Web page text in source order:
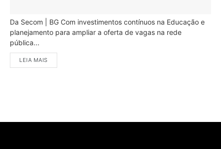
Da Secom | BG Com investimentos contínuos na Educação e
planejamento para ampliar a oferta de vagas na rede
pública...
LEIA MAIS